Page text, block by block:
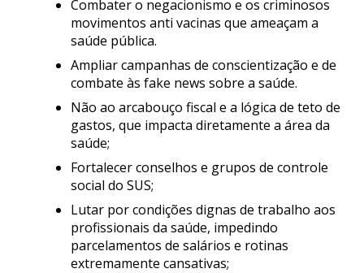
Combater o negacionismo e os criminosos
movimentos anti vacinas que ameaçam a
saúde pública.
Ampliar campanhas de conscientização e de
combate às fake news sobre a saúde.
Não ao arcabouço fiscal e a lógica de teto de
gastos, que impacta diretamente a área da
saúde;
Fortalecer conselhos e grupos de controle
social do SUS;
Lutar por condições dignas de trabalho aos
profissionais da saúde, impedindo
parcelamentos de salários e rotinas
extremamente cansativas;